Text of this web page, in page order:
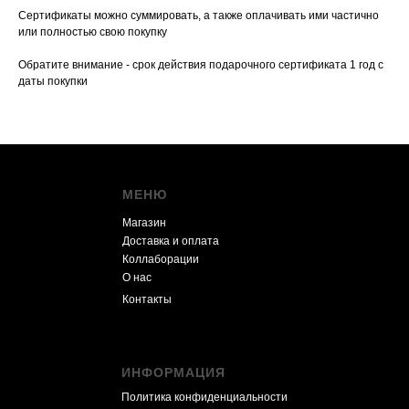
Сертификаты можно суммировать, а также оплачивать ими частично
или полностью свою покупку
Обратите внимание - срок действия подарочного сертификата 1 год с
даты покупки
МЕНЮ
Магазин
Доставка и оплата
Коллаборации
О нас
Контакты
ИНФОРМАЦИЯ
Политика конфиденциальности